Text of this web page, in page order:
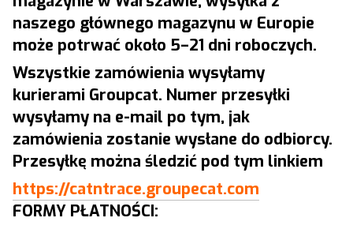
naszego głównego magazynu w Europie
może potrwać około 5–21 dni roboczych.
Wszystkie zamówienia wysyłamy
kurierami Groupcat. Numer przesyłki
wysyłamy na e-mail po tym, jak
zamówienia zostanie wysłane do odbiorcy.
Przesyłkę można śledzić pod tym linkiem
https://catntrace.groupecat.com
FORMY PŁATNOŚCI: